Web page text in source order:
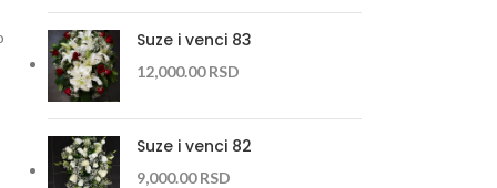
Suze i venci 83
12,000.00RSD
Suze i venci 82
9,000.00RSD